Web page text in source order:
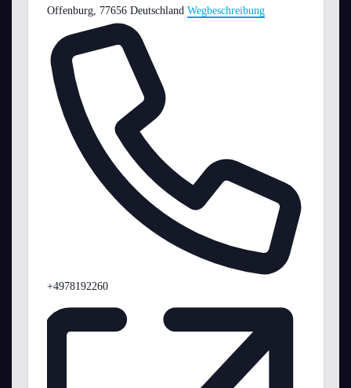
Offenburg, 77656 Deutschland Wegbeschreibung
Telefon
+4978192260